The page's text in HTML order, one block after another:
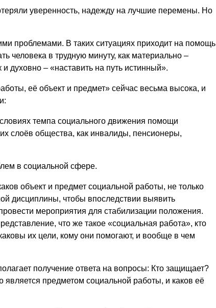
уверенность, надежду на лучшие перемены. Но
проблемами. В таких ситуациях приходит на помощь
человека в трудную минуту, как материально –
духовно – «наставить на путь истинный».
её объект и предмет» сейчас весьма высока, и
темпа социального движения помощи
слоёв общества, как инвалиды, пенсионеры,
в социальной сфере.
объект и предмет социальной работы, не только
дисциплины, чтобы впоследствии выявить
мероприятия для стабилизации положения.
что же такое «социальная работа», кто
их цели, кому они помогают, и вообще в чем
получение ответа на вопросы: Кто защищает?
является предметом социальной работы, и каков её